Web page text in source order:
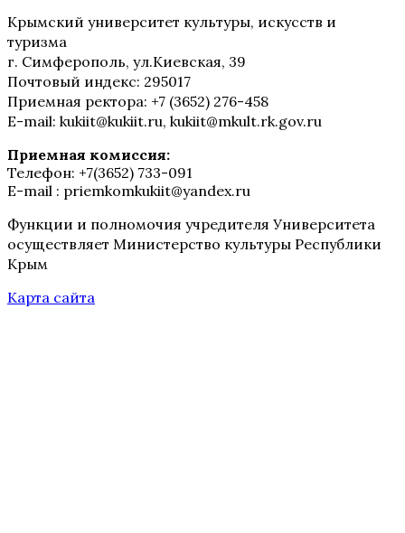
Крымский университет культуры, искусств и
туризма
г. Симферополь, ул.Киевская, 39
Почтовый индекс: 295017
Приемная ректора: +7 (3652) 276-458
E-mail: kukiit@kukiit.ru, kukiit@mkult.rk.gov.ru
Приемная комиссия:
Телефон: +7(3652) 733-091
E-mail : priemkomkukiit@yandex.ru
Функции и полномочия учредителя Университета
осуществляет Министерство культуры Республики
Крым
Карта сайта